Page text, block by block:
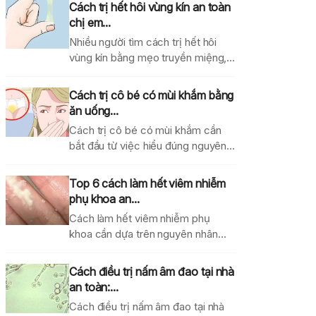
Cách trị hết hôi vùng kín an toàn
chị em...
Nhiều người tìm cách trị hết hôi
vùng kín bằng mẹo truyền miệng,
Cách trị cô bé có mùi khắm bằng
ăn uống...
Cách trị cô bé có mùi khắm cần
bắt đầu từ việc hiểu đúng nguyên...
Top 6 cách làm hết viêm nhiễm
phụ khoa an...
Cách làm hết viêm nhiễm phụ
khoa cần dựa trên nguyên nhân
Cách điều trị nấm âm đao tại nhà
an toàn:...
Cách điều trị nấm âm đao tại nhà